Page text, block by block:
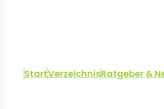
StartVerzeichnisRatgeber &